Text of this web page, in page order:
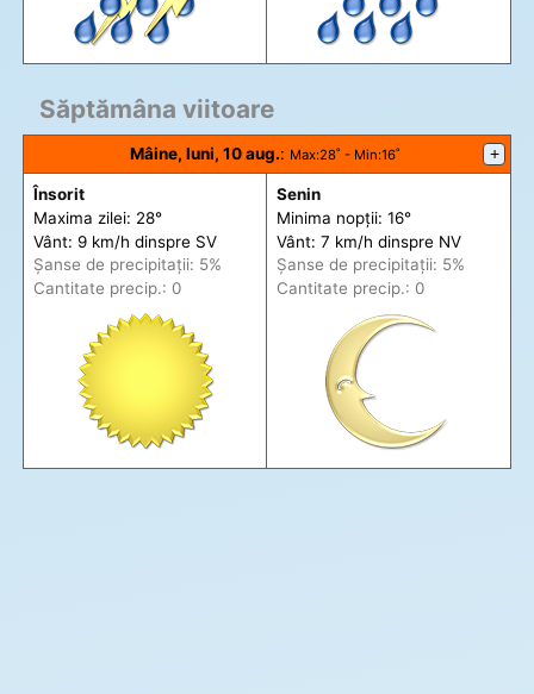
Săptămâna viitoare
Mâine, luni, 10 aug.: Max:28˚ - Min:16˚ +
Însorit
Maxima zilei: 28°
Vânt: 9 km/h dinspre SV
Șanse de precipitații: 5%
Cantitate precip.: 0
Senin
Minima nopții: 16°
Vânt: 7 km/h dinspre NV
Șanse de precipitații: 5%
Cantitate precip.: 0